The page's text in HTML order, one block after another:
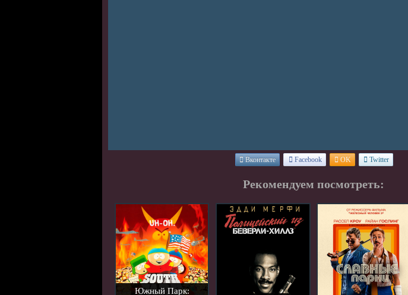
Вконтакте Facebook OK Twitter
Рекомендуем посмотреть:
Южный Парк: